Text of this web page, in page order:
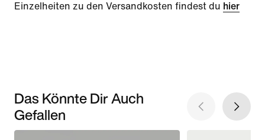
Einzelheiten zu den Versandkosten findest du hier
Das Könnte Dir Auch
Gefallen